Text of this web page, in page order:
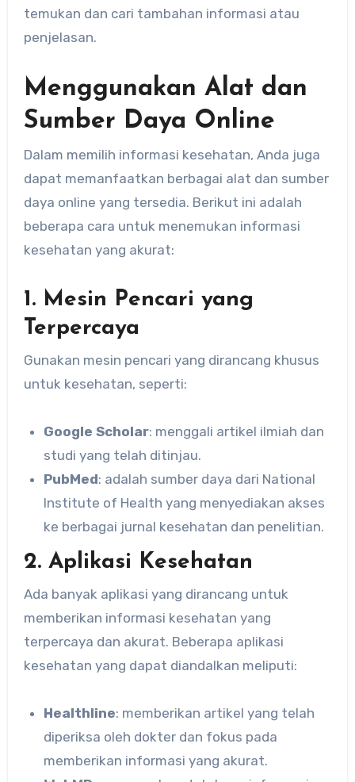
temukan dan cari tambahan informasi atau
penjelasan.
Menggunakan Alat dan
Sumber Daya Online
Dalam memilih informasi kesehatan, Anda juga
dapat memanfaatkan berbagai alat dan sumber
daya online yang tersedia. Berikut ini adalah
beberapa cara untuk menemukan informasi
kesehatan yang akurat:
1. Mesin Pencari yang
Terpercaya
Gunakan mesin pencari yang dirancang khusus
untuk kesehatan, seperti:
Google Scholar: menggali artikel ilmiah dan
studi yang telah ditinjau.
PubMed: adalah sumber daya dari National
Institute of Health yang menyediakan akses
ke berbagai jurnal kesehatan dan penelitian.
2. Aplikasi Kesehatan
Ada banyak aplikasi yang dirancang untuk
memberikan informasi kesehatan yang
terpercaya dan akurat. Beberapa aplikasi
kesehatan yang dapat diandalkan meliputi:
Healthline: memberikan artikel yang telah
diperiksa oleh dokter dan fokus pada
memberikan informasi yang akurat.